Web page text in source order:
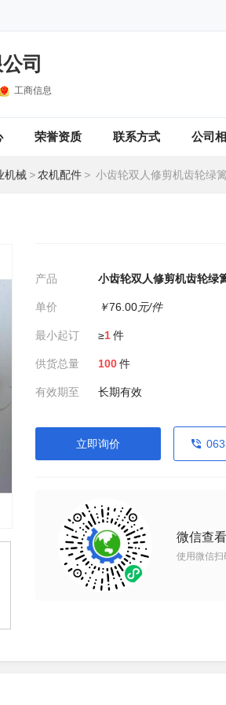
司
工商信息
荣誉资质 联系方式 公司
机械 > 农机配件 > 小齿轮双人修剪机齿轮绿
产品 小齿轮双人修剪机齿轮绿
单价 ￥76.00元/件
最小起订 ≥1件
供货总量 100件
有效期至 长期有效
立即询价
微信查
使用微信扫